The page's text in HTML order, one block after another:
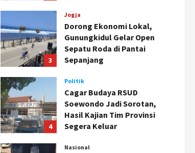
3
Jogja
Dorong Ekonomi Lokal,
Gunungkidul Gelar Open
Sepatu Roda di Pantai
Sepanjang
4
Politik
Cagar Budaya RSUD
Soewondo Jadi Sorotan,
Hasil Kajian Tim Provinsi
Segera Keluar
Nasional